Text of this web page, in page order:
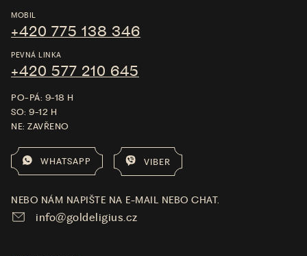
MOBIL
+420 775 138 346
PEVNÁ LINKA
+420 577 210 645
PO-PÁ: 9-18 H
SO: 9-12 H
NE: ZAVŘENO
WHATSAPP VIBER
NEBO NÁM NAPIŠTE NA E-MAIL NEBO CHAT.
info@goldeligius.cz